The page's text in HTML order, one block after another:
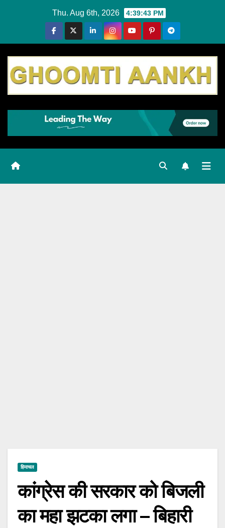
Thu. Aug 6th, 2026 4:39:44 PM
हिमाचल
कांग्रेस की सरकार को बिजली
का महा झटका लगा – बिहारी